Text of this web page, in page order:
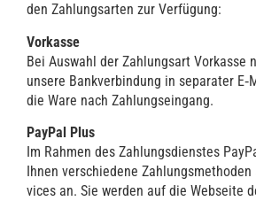
den Zah­lungs­ar­ten zur Verfügung:
Vor­kas­se
Bei Aus­wahl der Zah­lungs­art Vor­kas­se
unse­re Bank­ver­bin­dung in sepa­ra­ter
die Ware nach Zahlungseingang.
Pay­Pal Plus
Im Rah­men des Zah­lungs­diens­tes
Ihnen ver­schie­de­ne
vices an. Sie wer­den auf die Web­sei­te